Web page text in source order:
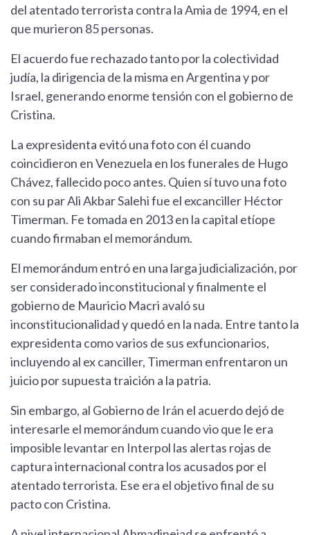
del atentado terrorista contra la Amia de 1994, en el
que murieron 85 personas.
El acuerdo fue rechazado tanto por la colectividad
judía, la dirigencia de la misma en Argentina y por
Israel, generando enorme tensión con el gobierno de
Cristina.
La expresidenta evitó una foto con él cuando
coincidieron en Venezuela en los funerales de Hugo
Chávez, fallecido poco antes. Quien sí tuvo una foto
con su par Ali Akbar Salehi fue el excanciller Héctor
Timerman. Fe tomada en 2013 en la capital etíope
cuando firmaban el memorándum.
El memorándum entró en una larga judicialización, por
ser considerado inconstitucional y finalmente el
gobierno de Mauricio Macri avaló su
inconstitucionalidad y quedó en la nada. Entre tanto la
expresidenta como varios de sus exfuncionarios,
incluyendo al ex canciller, Timerman enfrentaron un
juicio por supuesta traición a la patria.
Sin embargo, al Gobierno de Irán el acuerdo dejó de
interesarle el memorándum cuando vio que le era
imposible levantar en Interpol las alertas rojas de
captura internacional contra los acusados por el
atentado terrorista. Ese era el objetivo final de su
pacto con Cristina.